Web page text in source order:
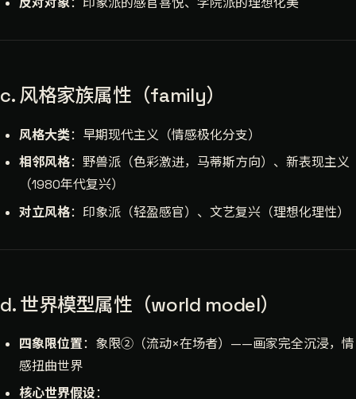
c. 风格家族属性（family）
风格大类：早期现代主义（情感极化分支）
相邻风格：野兽派（色彩激进，马蒂斯方向）、新表现主义
（1980年代复兴）
对立风格：印象派（轻盈感官）、文艺复兴（理想化理性）
d. 世界模型属性（world model）
四象限位置：象限②（流动×在场者）——画家完全沉浸，情
感扭曲世界
核心世界假设：